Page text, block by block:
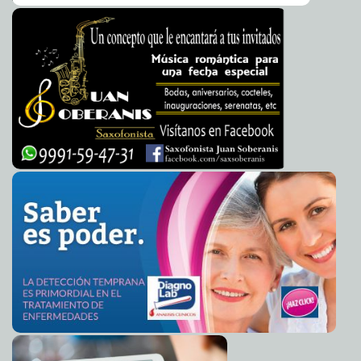
Luis Jorge
Montalvo Duarte
2010-07-23 14:44:43 ¿Propaganda política o declaraciones de un
presidente? Franz de J. Fortuny Loret de Mola
2010-07-23 13:48:33 El PRI bloquea una solicitud para pedir información
sobre el dengue
2010-07-23 12:39:28 Una más de Hugo Chávez: rompe relaciones
diplomáticas con Colombia Lois Izquierdo
2010-07-23 11:30:53 Siguen en aumento los casos de dengue en Yucatán
2010-07-23 11:14:10 Nuevos perros millonarios A7
2010-07-23 10:30:43 El pulpo Paul ahora al cine A7
2010-07-23 10:19:14 Cumplimentan orden de reaprehensión por la
reclasificación de un delito contra la salud A7
2010-07-23 10:16:05 Ejercen acción penal contra presunto narcomenudista
detenido en Motul A7
Se pronostican precipitaciones de 5 a 20MM para el fin
de semana A7
2010-07-23 09:59:48 Estas vacaciones proteja su corazón y mejore su
digestión, recomienda el IMSS A7
2010-07-23 09:51:40 Anuncian programa recreativo vacacional “Koonex
Báaxal” A7